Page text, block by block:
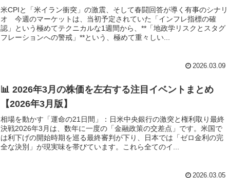
米CPIと「米イラン衝突」の激震、そして春闘回答が導く有事のシナリ
オ 今週のマーケットは、当初予定されていた「インフレ指標の確
認」という極めてテクニカルな1週間から、**「地政学リスクとスタグ
フレーションへの警戒」**という、極めて重々しい...
2026.03.09
📊 2026年3月の株価を左右する注目イベントまとめ
【2026年3月版】
相場を動かす「運命の21日間」：日米中央銀行の激突と権利取り最終
決戦2026年3月は、数年に一度の「金融政策の交差点」です。米国で
は利下げの開始時期を巡る最終審判が下り、日本では「ゼロ金利の完
全な決別」が現実味を帯びています。これら全てのイ...
2026.03.05